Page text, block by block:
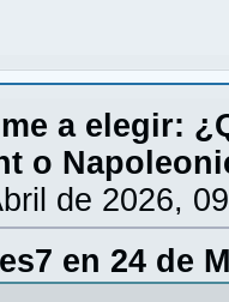
a elegir:
o
de 2026,
en 24 de